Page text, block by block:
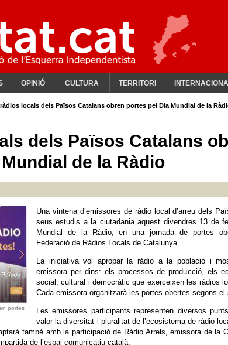
OPINIÓ CULTURA TERRITORI
locals dels Països Catalans obren portes pel Dia Mundial de la
dels Països Catalans
de la Ràdio
portes
Una vintena d’emissores de ràdio local d’arreu dels
seus estudis a la ciutadania aquest divendres 13 de
Mundial de la Ràdio, en una jornada de portes
Federació de Ràdios Locals de Catalunya.
La iniciativa vol apropar la ràdio a la població i
emissora per dins: els processos de producció, els
social, cultural i democràtic que exerceixen les ràdios
Cada emissora organitzarà les portes obertes segons el
Les emissores participants representen diversos
valor la diversitat i pluralitat de l’ecosistema de ràdio
també amb la participació de Ràdio Arrels, emissora de la
de l’espai comunicatiu català.